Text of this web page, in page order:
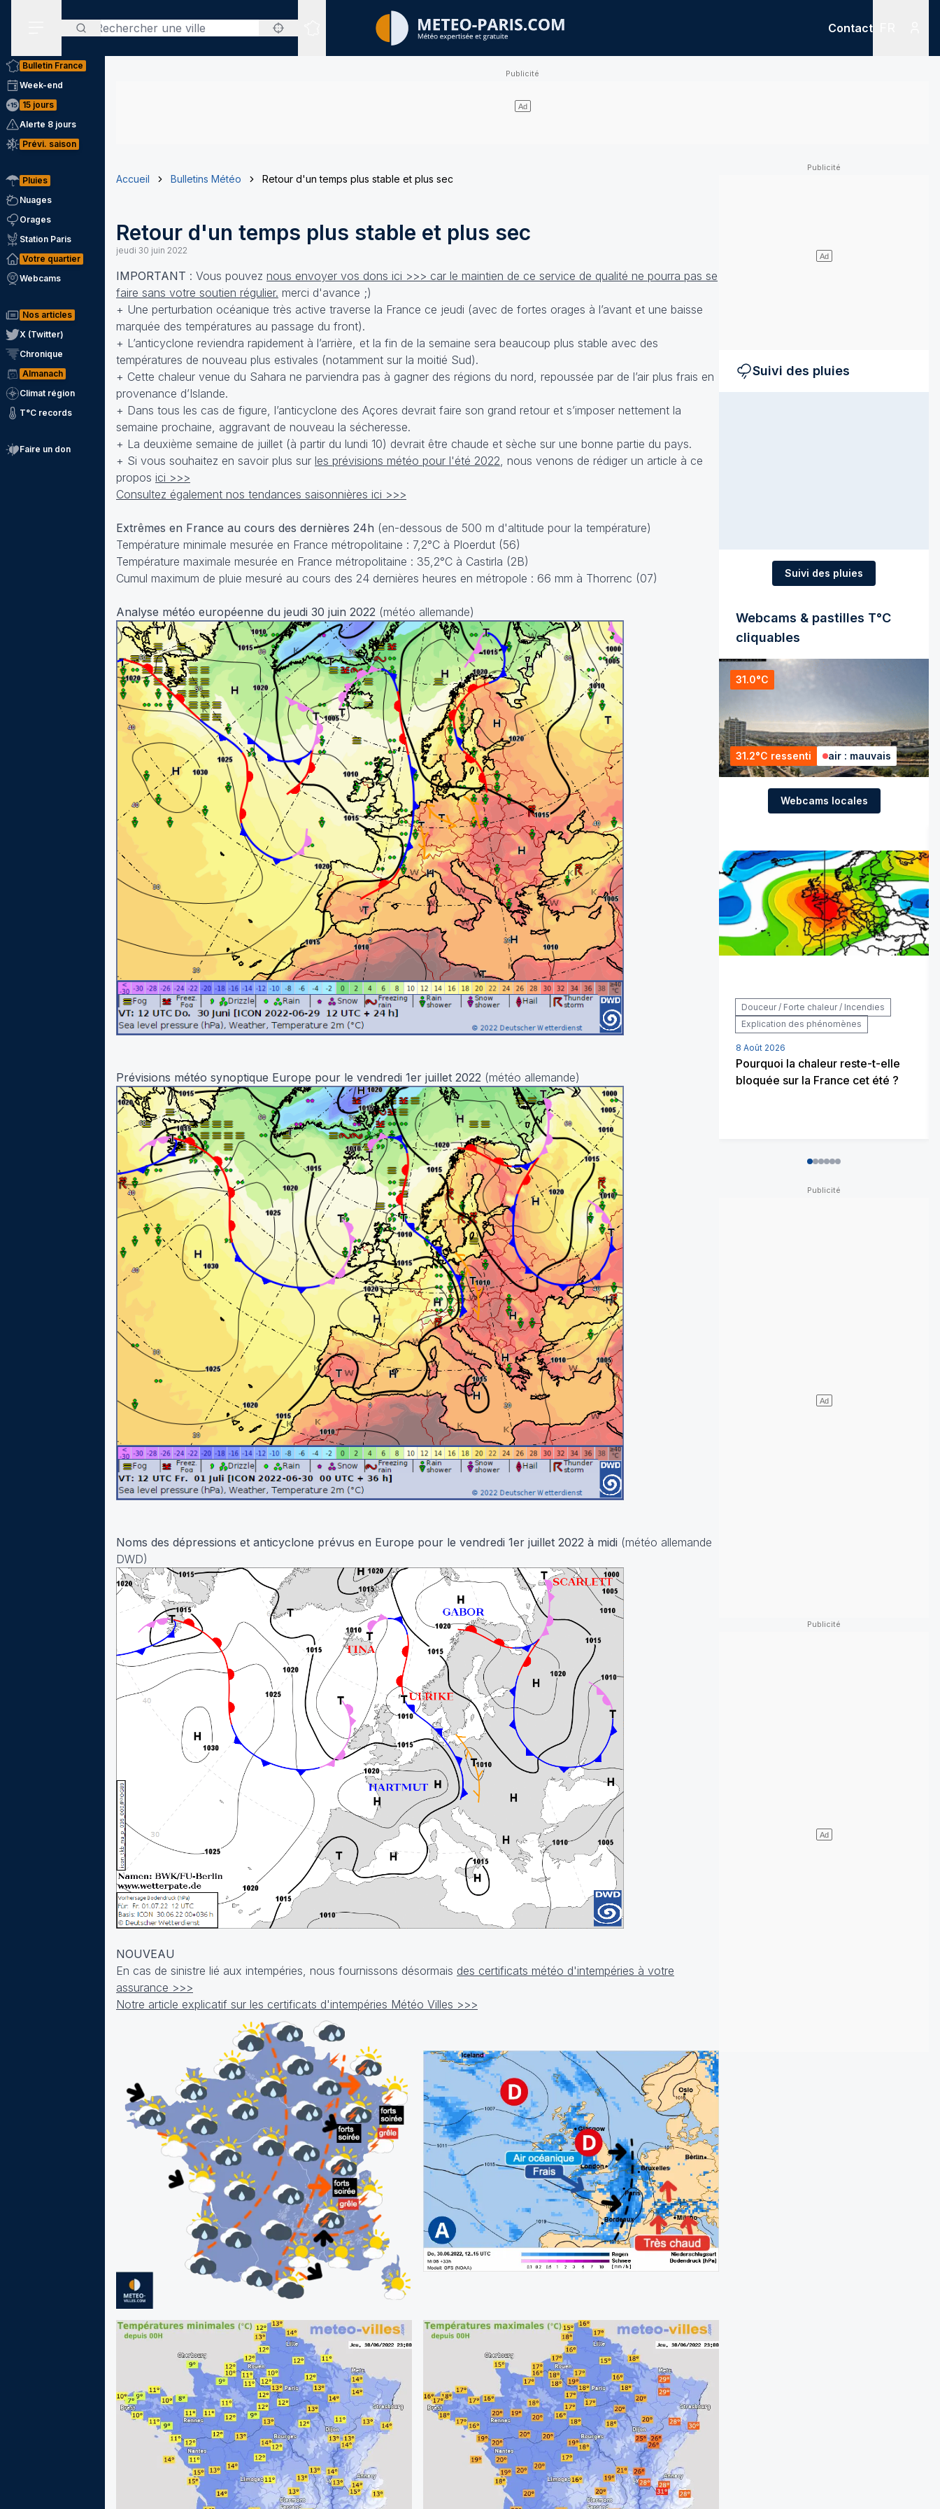
Rechercher
Sites expertisés
Contact
Bulletin France
Week-end
15 jours
Alerte 8 jours
Prévi. saison
Pluies
Nuages
Orages
Station Paris
Votre quartier
Webcams
Nos articles
X (Twitter)
Chronique
Almanach
Climat région
T°C records
Faire un don
Accueil Bulletins Météo Retour d'un temps plus stable et plus sec
Retour d'un temps plus stable et plus sec
jeudi 30 juin 2022
IMPORTANT : Vous pouvez nous envoyer vos dons ici >>> car le maintien de ce service de qualité ne pourra pas se
faire sans votre soutien régulier. merci d'avance ;)
+ Une perturbation océanique très active traverse la France ce jeudi (avec de fortes orages à l’avant et une baisse
marquée des températures au passage du front).
+ L’anticyclone reviendra rapidement à l’arrière, et la fin de la semaine sera beaucoup plus stable avec des
températures de nouveau plus estivales (notamment sur la moitié Sud).
+ Cette chaleur venue du Sahara ne parviendra pas à gagner des régions du nord, repoussée par de l’air plus frais en
provenance d’Islande.
+ Dans tous les cas de figure, l’anticyclone des Açores devrait faire son grand retour et s’imposer nettement la
semaine prochaine, aggravant de nouveau la sécheresse.
+ La deuxième semaine de juillet (à partir du lundi 10) devrait être chaude et sèche sur une bonne partie du pays.
+ Si vous souhaitez en savoir plus sur les prévisions météo pour l'été 2022, nous venons de rédiger un article à ce
propos ici >>>
Consultez également nos tendances saisonnières ici >>>
Extrêmes en France au cours des dernières 24h (en-dessous de 500 m d'altitude pour la température)
Température minimale mesurée en France métropolitaine : 7,2°C à Ploerdut (56)
Température maximale mesurée en France métropolitaine : 35,2°C à Castirla (2B)
Cumul maximum de pluie mesuré au cours des 24 dernières heures en métropole : 66 mm à Thorrenc (07)
Analyse météo européenne du jeudi 30 juin 2022 (météo allemande)
Prévisions météo synoptique Europe pour le vendredi 1er juillet 2022 (météo allemande)
Noms des dépressions et anticyclone prévus en Europe pour le vendredi 1er juillet 2022 à midi (météo allemande
DWD)
NOUVEAU
En cas de sinistre lié aux intempéries, nous fournissons désormais des certificats météo d'intempéries à votre
assurance >>>
Notre article explicatif sur les certificats d'intempéries Météo Villes >>>
Suivi des pluies
Suivi des pluies
Webcams & pastilles T°C
cliquables
31.0°C
31.2°C ressenti air : mauvais
Webcams locales
Douceur / Forte chaleur / Incendies
Explication des phénomènes
8 Août 2026
Pourquoi la chaleur reste-t-elle
bloquée sur la France cet été ?
012345